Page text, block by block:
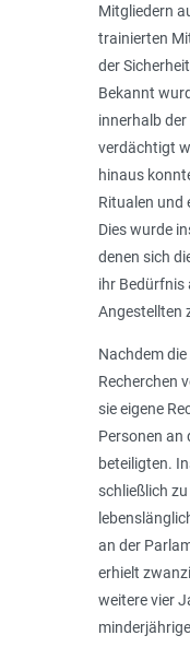
Mitgliedern
trainierten
der
Bekannt
innerhalb
verdächtigt
hinaus
Ritualen und
Dies wurde
denen sich
ihr Bedürfnis
Angestellten
Nachdem
Recherchen
sie eigene
Personen an
beteiligten.
schließlich
an der
erhielt
weitere vier